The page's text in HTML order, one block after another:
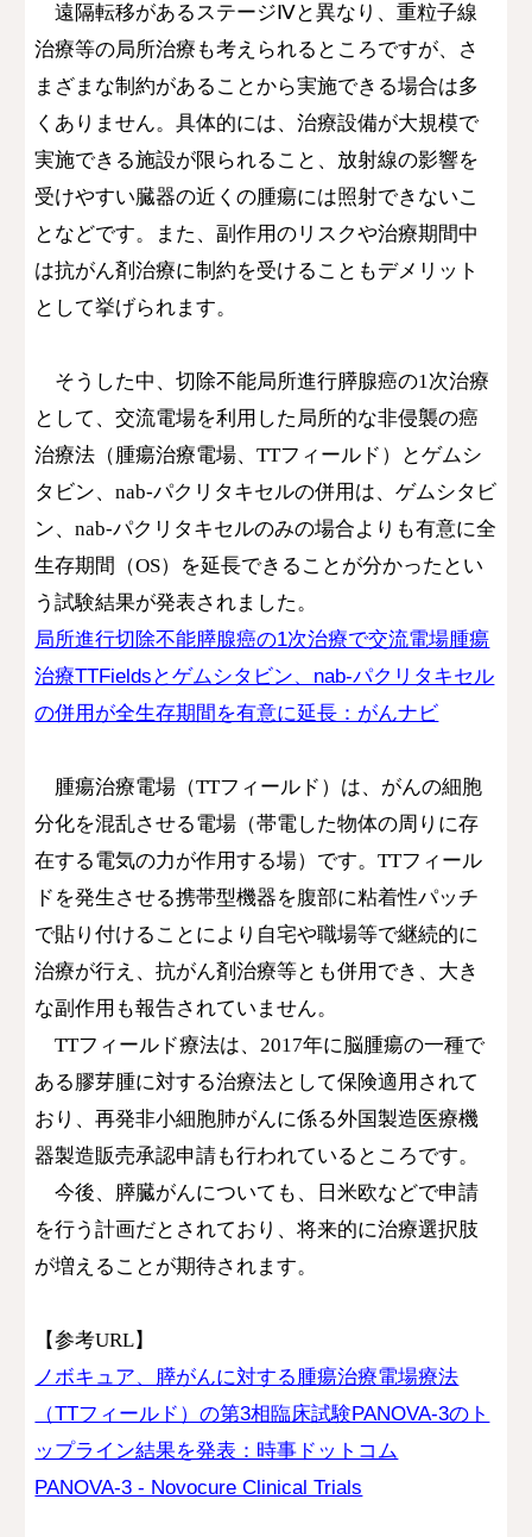
遠隔転移があるステージⅣと異なり、重粒子線
治療等の局所治療も考えられるところですが、さ
まざまな制約があることから実施できる場合は多
くありません。具体的には、治療設備が大規模で
実施できる施設が限られること、放射線の影響を
受けやすい臓器の近くの腫瘍には照射できないこ
となどです。また、副作用のリスクや治療期間中
は抗がん剤治療に制約を受けることもデメリット
として挙げられます。
そうした中、切除不能局所進行膵腺癌の1次治療
として、交流電場を利用した局所的な非侵襲の癌
治療法（腫瘍治療電場、TTフィールド）とゲムシ
タビン、nab-パクリタキセルの併用は、ゲムシタビ
ン、nab-パクリタキセルのみの場合よりも有意に全
生存期間（OS）を延長できることが分かったとい
う試験結果が発表されました。
局所進行切除不能膵腺癌の1次治療で交流電場腫瘍
治療TTFieldsとゲムシタビン、nab-パクリタキセル
の併用が全生存期間を有意に延長：がんナビ
腫瘍治療電場（TTフィールド）は、がんの細胞
分化を混乱させる電場（帯電した物体の周りに存
在する電気の力が作用する場）です。TTフィール
ドを発生させる携帯型機器を腹部に粘着性パッチ
で貼り付けることにより自宅や職場等で継続的に
治療が行え、抗がん剤治療等とも併用でき、大き
な副作用も報告されていません。
TTフィールド療法は、2017年に脳腫瘍の一種で
ある膠芽腫に対する治療法として保険適用されて
おり、再発非小細胞肺がんに係る外国製造医療機
器製造販売承認申請も行われているところです。
今後、膵臓がんについても、日米欧などで申請
を行う計画だとされており、将来的に治療選択肢
が増えることが期待されます。
【参考URL】
ノボキュア、膵がんに対する腫瘍治療電場療法
（TTフィールド）の第3相臨床試験PANOVA-3のト
ップライン結果を発表：時事ドットコム
PANOVA-3 - Novocure Clinical Trials